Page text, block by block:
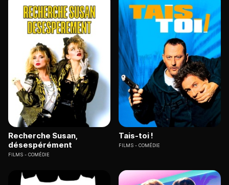
Recherche Susan,
désespérément
FILMS COMÉDIE
Tais-toi !
FILMS COMÉDIE